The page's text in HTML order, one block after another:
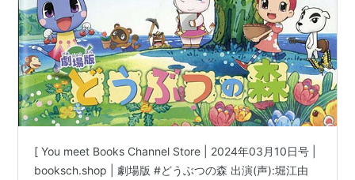
修理）
緋弾のアリアAA（夾竹桃）
すべてがFになる THE PERFECT INSIDER（儀同世津
子）
魔法つかいプリキュア！（リコ/キュアマジカル）
この素晴らしい世界に祝福を！（ウィズ）
坂本ですが？
（黒沼あいな）
ハンドレッド（シャーロット・ディマンディウス）
[ You meet Books Channel Store | 2024年03月10日号 |
booksch.shop | 劇場版 #どうぶつの森 出演(声):堀江由